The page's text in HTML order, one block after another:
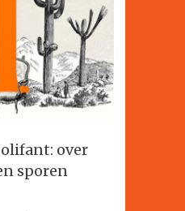
over
sporen